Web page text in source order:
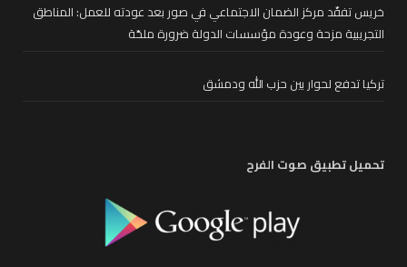
خريس تفقّد مركز الضمان الاجتماعي في صور بعد عودته للعمل: المناطق
التجريبية مزحة وعودة مؤسسات الدولة ضرورة ملحّة
تركيا تدفع لحوار بين حزب الله ودمشق
تحميل تطبيق صوت الفرح